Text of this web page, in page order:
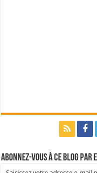
Abonnez-vous à ce blog par